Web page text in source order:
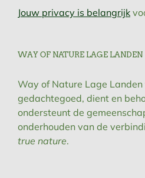
Jouw privacy is belangrijk
WAY OF NATURE LAGE LANDEN
Way of Nature Lage
gedachtegoed, dient en
ondersteunt de
onderhouden van de
true nature.